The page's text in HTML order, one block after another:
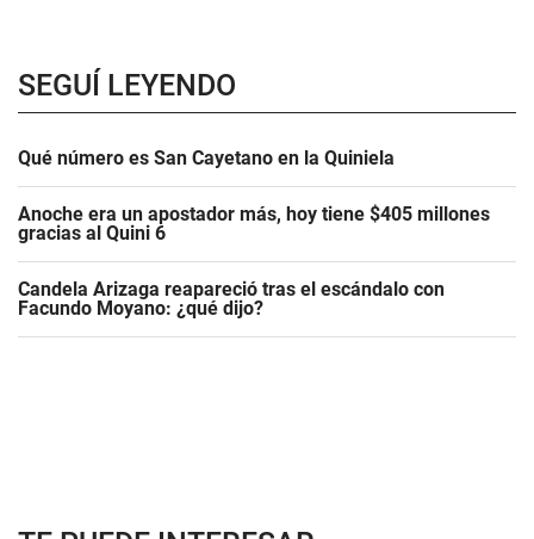
SEGUÍ LEYENDO
Qué número es San Cayetano en la Quiniela
Anoche era un apostador más, hoy tiene $405 millones
gracias al Quini 6
Candela Arizaga reapareció tras el escándalo con
Facundo Moyano: ¿qué dijo?